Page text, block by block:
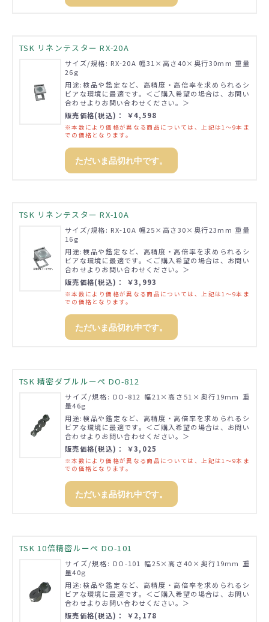
TSK リネンテスター RX-20A
サイズ/規格: RX-20A 幅31×高さ40×奥行30mm 重量
26g
用途:検品や鑑定など、高精度・高倍率を求められるシ
ビアな環境に最適です。＜ご購入希望の場合は、お問い
合わせよりお問い合わせください。＞
販売価格(税込)： ￥4,598
※本数により価格が異なる商品については、上記は1～9本ま
での価格となります。
ただいま品切れ中です。
TSK リネンテスター RX-10A
サイズ/規格: RX-10A 幅25×高さ30×奥行23mm 重量
16g
用途:検品や鑑定など、高精度・高倍率を求められるシ
ビアな環境に最適です。＜ご購入希望の場合は、お問い
合わせよりお問い合わせください。＞
販売価格(税込)： ￥3,993
※本数により価格が異なる商品については、上記は1～9本ま
での価格となります。
ただいま品切れ中です。
TSK 精密ダブルルーペ DO-812
サイズ/規格: DO-812 幅21×高さ51×奥行19mm 重
量46g
用途:検品や鑑定など、高精度・高倍率を求められるシ
ビアな環境に最適です。＜ご購入希望の場合は、お問い
合わせよりお問い合わせください。＞
販売価格(税込)： ￥3,025
※本数により価格が異なる商品については、上記は1～9本ま
での価格となります。
ただいま品切れ中です。
TSK 10倍精密ルーペ DO-101
サイズ/規格: DO-101 幅25×高さ40×奥行19mm 重
量40g
用途:検品や鑑定など、高精度・高倍率を求められるシ
ビアな環境に最適です。＜ご購入希望の場合は、お問い
合わせよりお問い合わせください。＞
販売価格(税込)： ￥2,178